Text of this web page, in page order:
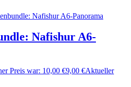
Nafishur A6-
Preis war: 10,00 €9,00 €Aktueller